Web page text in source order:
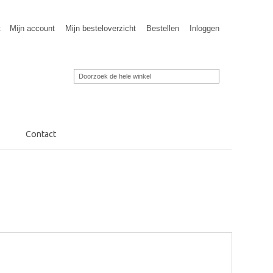
Mijn account Mijn besteloverzicht Bestellen Inloggen
Contact